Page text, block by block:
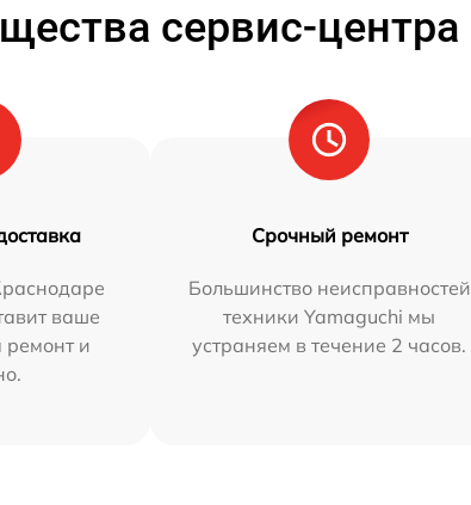
сервис-центра
ваше
ремонт и
Срочный ремонт
Большинство неисправностей
техники Yamaguchi мы
устраняем в течение 2 часов.